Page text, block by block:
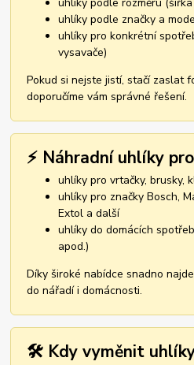
uhlíky podle značky a
uhlíky pro konkrétní
vysavače)
Pokud si nejste jistí, stačí zaslat
doporučíme vám správné řešení.
⚡ Náhradní uhlíky
uhlíky pro vrtačky, brusky,
uhlíky pro značky Bosch,
Extol a další
uhlíky do domácích
apod.)
Díky široké nabídce snadno
do nářadí i domácnosti.
🛠️ Kdy vyměnit